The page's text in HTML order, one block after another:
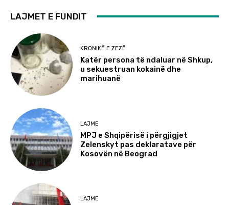
LAJMET E FUNDIT
KRONIKË E ZEZË
Katër persona të ndaluar në Shkup,
u sekuestruan kokainë dhe
marihuanë
LAJME
MPJ e Shqipërisë i përgjigjet
Zelenskyt pas deklaratave për
Kosovën në Beograd
LAJME